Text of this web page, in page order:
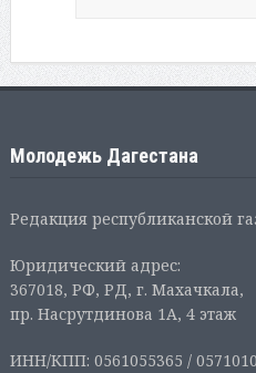
Молодежь Дагестана
Редакция республиканской
Юридический адрес:
367018, РФ, РД, г. Махачкала,
пр. Насрутдинова 1А, 4 этаж
ИНН/КПП: 0561055365 /